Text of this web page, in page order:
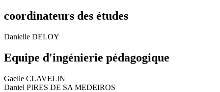
coordinateurs des études
Danielle DELOY
Equipe d'ingénierie pédagogique
Gaelle CLAVELIN
Daniel PIRES DE SA MEDEIROS